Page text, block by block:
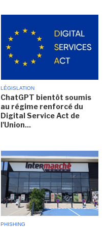
LÉGISLATION
ChatGPT bientôt soumis
au régime renforcé du
Digital Service Act de
l'Union...
PHISHING